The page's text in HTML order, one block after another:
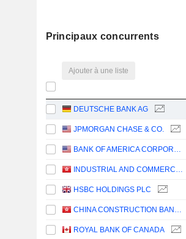
Principaux concurrents
Ajouter à une liste
DEUTSCHE BANK AG
JPMORGAN CHASE & CO.
BANK OF AMERICA CORPORATION
INDUSTRIAL AND COMMERCIAL BANK OF CHINA LIMITED
HSBC HOLDINGS PLC
CHINA CONSTRUCTION BANK CORPORATION
ROYAL BANK OF CANADA